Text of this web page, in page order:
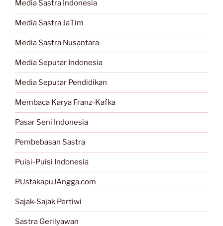
Media Sastra Indonesia
Media Sastra JaTim
Media Sastra Nusantara
Media Seputar Indonesia
Media Seputar Pendidikan
Membaca Karya Franz-Kafka
Pasar Seni Indonesia
Pembebasan Sastra
Puisi-Puisi Indonesia
PUstakapuJAngga.com
Sajak-Sajak Pertiwi
Sastra Gerilyawan